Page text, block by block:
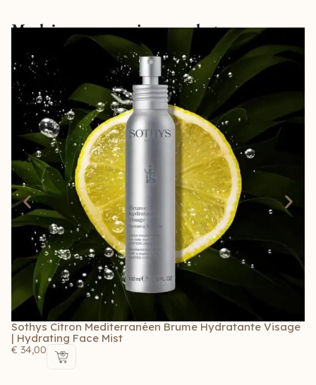
Maak jouw verzorging compleet
Sothys Citron Mediterranéen Brume Hydratante Visage
| Hydrating Face Mist
€ 34,00